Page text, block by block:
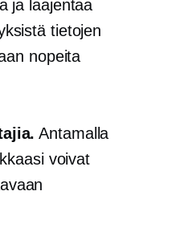
ja laajentaa
tietojen
nopeita
Antamalla
voivat